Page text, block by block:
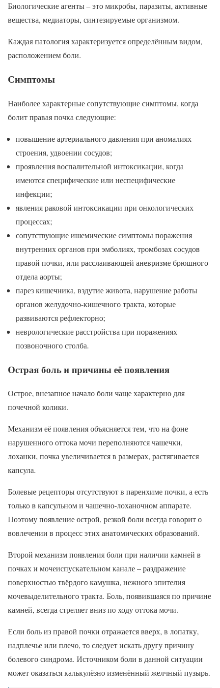
Биологические агенты – это микробы, паразиты, активные
вещества, медиаторы, синтезируемые организмом.
Каждая патология характеризуется определённым видом,
расположением боли.
Симптомы
Наиболее характерные сопутствующие симптомы, когда
болит правая почка следующие:
повышение артериального давления при аномалиях
строения, удвоении сосудов;
проявления воспалительной интоксикации, когда
имеются специфические или неспецифические
инфекции;
явления раковой интоксикации при онкологических
процессах;
сопутствующие ишемические симптомы поражения
внутренних органов при эмболиях, тромбозах сосудов
правой почки, или расслаивающей аневризме брюшного
отдела аорты;
парез кишечника, вздутие живота, нарушение работы
органов желудочно-кишечного тракта, которые
развиваются рефлекторно;
неврологические расстройства при поражениях
позвоночного столба.
Острая боль и причины её появления
Острое, внезапное начало боли чаще характерно для
почечной колики.
Механизм её появления объясняется тем, что на фоне
нарушенного оттока мочи переполняются чашечки,
лоханки, почка увеличивается в размерах, растягивается
капсула.
Болевые рецепторы отсутствуют в паренхиме почки, а есть
только в капсульном и чашечно-лоханочном аппарате.
Поэтому появление острой, резкой боли всегда говорит о
вовлечении в процесс этих анатомических образований.
Второй механизм появления боли при наличии камней в
почках и мочеиспускательном канале – раздражение
поверхностью твёрдого камушка, нежного эпителия
мочевыделительного тракта. Боль, появившаяся по причине
камней, всегда стреляет вниз по ходу оттока мочи.
Если боль из правой почки отражается вверх, в лопатку,
надплечье или плечо, то следует искать другу причину
болевого синдрома. Источником боли в данной ситуации
может оказаться калькулёзно изменённый желчный пузырь.